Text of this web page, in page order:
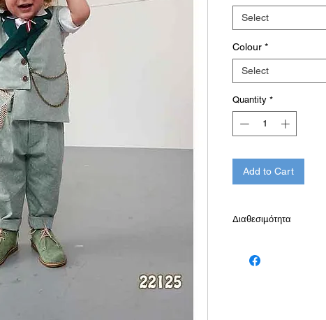
Select
Colour *
Select
Quantity *
Add to Cart
Διαθεσιμότητα